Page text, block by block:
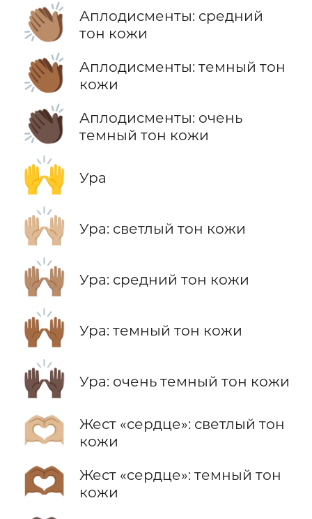
👏🏽
Аплодисменты: средний
тон кожи
👏🏾
Аплодисменты: темный тон
кожи
👏🏿
Аплодисменты: очень
темный тон кожи
🙌 Ура
🙌🏼 Ура: светлый тон кожи
🙌🏽 Ура: средний тон кожи
🙌🏾 Ура: темный тон кожи
🙌🏿 Ура: очень темный тон кожи
🫶🏼
Жест «сердце»: светлый тон
кожи
🫶🏾
Жест «сердце»: темный тон
кожи